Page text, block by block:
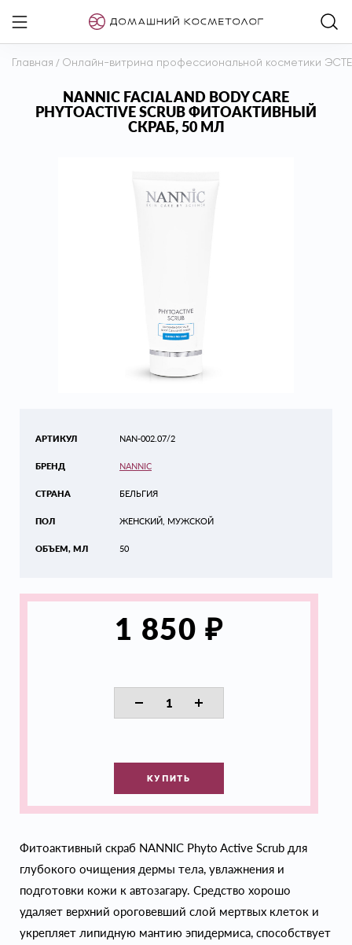
Главная / Онлайн-витрина профессиональной косметики
NANNIC FACIAL AND BODY CARE
PHYTOACTIVE SCRUB ФИТОАКТИВНЫЙ
СКРАБ, 50 МЛ
АРТИКУЛ
БРЕНД
СТРАНА
ПОЛ
ОБЪЕМ, МЛ
NAN-002.07/2
NANNIC
БЕЛЬГИЯ
ЖЕНСКИЙ, МУЖСКОЙ
50
1 850 ₽
КУПИТЬ
Фитоактивный скраб NANNIC Phyto Active Scrub для
глубокого очищения дермы тела, увлажнения и
подготовки кожи к автозагару. Средство хорошо
удаляет верхний ороговевший слой мертвых клеток и
укрепляет липидную мантию эпидермиса, способствует